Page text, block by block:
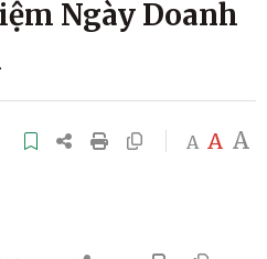
Ngày Doanh
A A A